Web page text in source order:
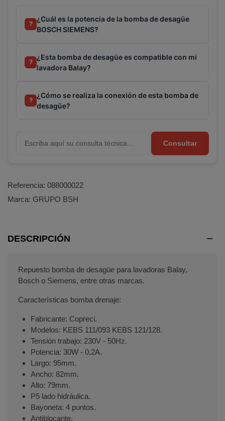
?
¿Cuál es la potencia de la bomba de desagüe
BOSCH SIEMENS?
?
¿Esta bomba de desagüe es compatible con mi
lavadora Balay?
?
¿Cómo se realiza la conexión de esta bomba de
desagüe?
Consultar
Referencia: 088000022
Marca: GRUPO BSH
DESCRIPCIÓN
Repuesto bomba de desagüe para lavadoras Balay,
Bosch o Siemens, entre otras marcas.
Características bomba drenaje:
Fabricante: Copreci.
Modelos: KEBS 111/093 KEBS 121/128.
Tensión trabajo: 230V - 50Hz.
Potencia: 30W - 0,2A.
Largo: 95mm.
Ancho: 82mm.
Alto: 79mm.
P5 lado hidráulica.
Bayoneta: 4 puntos.
Antiblocante.